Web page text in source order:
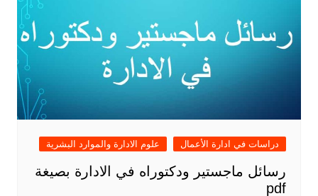
دراسات في ادارة الأعمال علوم الادارة والموارد البشرية
رسائل ماجستير ودكتوراه في الادارة بصيغة
pdf